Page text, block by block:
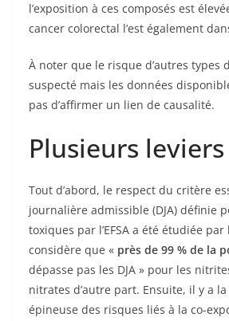
l’exposition à ces composés est
cancer colorectal l’est également
À noter que le risque d’autres types
suspecté mais les données
pas d’affirmer un lien de causalité.
Plusieurs leviers
Tout d’abord, le respect du critère
journalière admissible (DJA) définie
toxiques par l’EFSA a été étudiée par
considère que « près de 99 % de la
dépasse pas les DJA » pour les
nitrates d’autre part. Ensuite, il y a
épineuse des risques liés à la co-